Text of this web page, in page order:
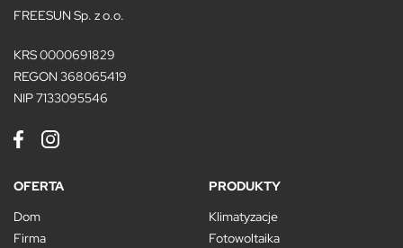
FREESUN Sp. z o.o.
KRS 0000691829
REGON 368065419
NIP 7133095546
OFERTA
Dom
Firma
PRODUKTY
Klimatyzacje
Fotowoltaika